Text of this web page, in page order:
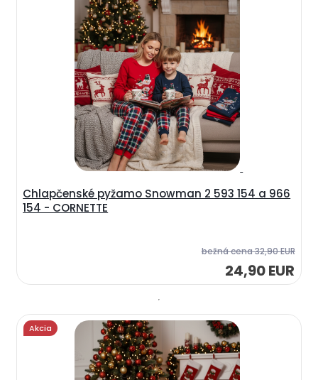
Chlapčenské pyžamo Snowman 2 593 154 a 966
154 - CORNETTE
bežná cena32,90 EUR
24,90 EUR
Akcia